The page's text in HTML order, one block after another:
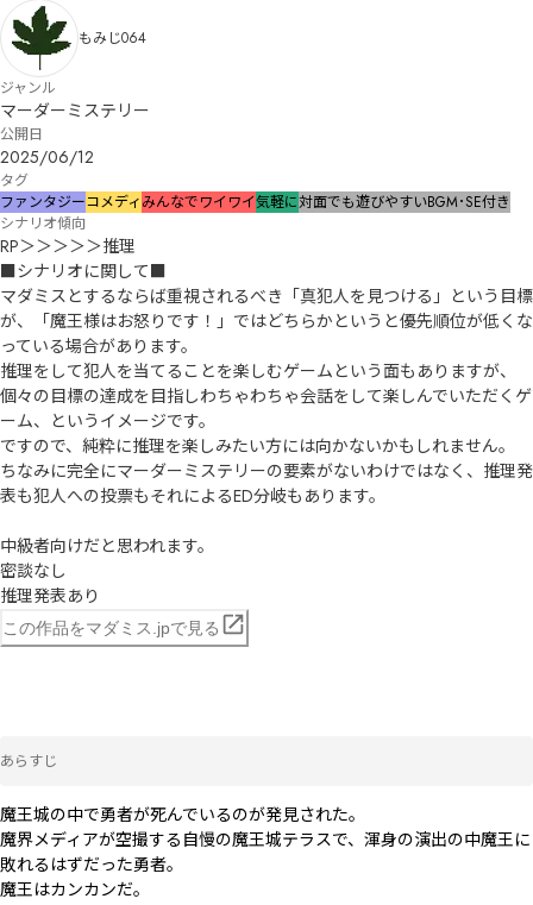
もみじ064
ジャンル
マーダーミステリー
公開日
2025/06/12
タグ
ファンタジーコメディみんなでワイワイ気軽に対面でも遊びやすいBGM･SE付き
シナリオ傾向
RP＞＞＞＞＞推理
■シナリオに関して■
マダミスとするならば重視されるべき「真犯人を見つける」という目標
が、「魔王様はお怒りです！」ではどちらかというと優先順位が低くな
っている場合があります。
推理をして犯人を当てることを楽しむゲームという面もありますが、
個々の目標の達成を目指しわちゃわちゃ会話をして楽しんでいただくゲ
ーム、というイメージです。
ですので、純粋に推理を楽しみたい方には向かないかもしれません。
ちなみに完全にマーダーミステリーの要素がないわけではなく、推理発
表も犯人への投票もそれによるED分岐もあります。
中級者向けだと思われます。
密談なし
推理発表あり
この作品をマダミス.jpで見る
あらすじ
魔王城の中で勇者が死んでいるのが発見された。
魔界メディアが空撮する自慢の魔王城テラスで、渾身の演出の中魔王に
敗れるはずだった勇者。
魔王はカンカンだ。